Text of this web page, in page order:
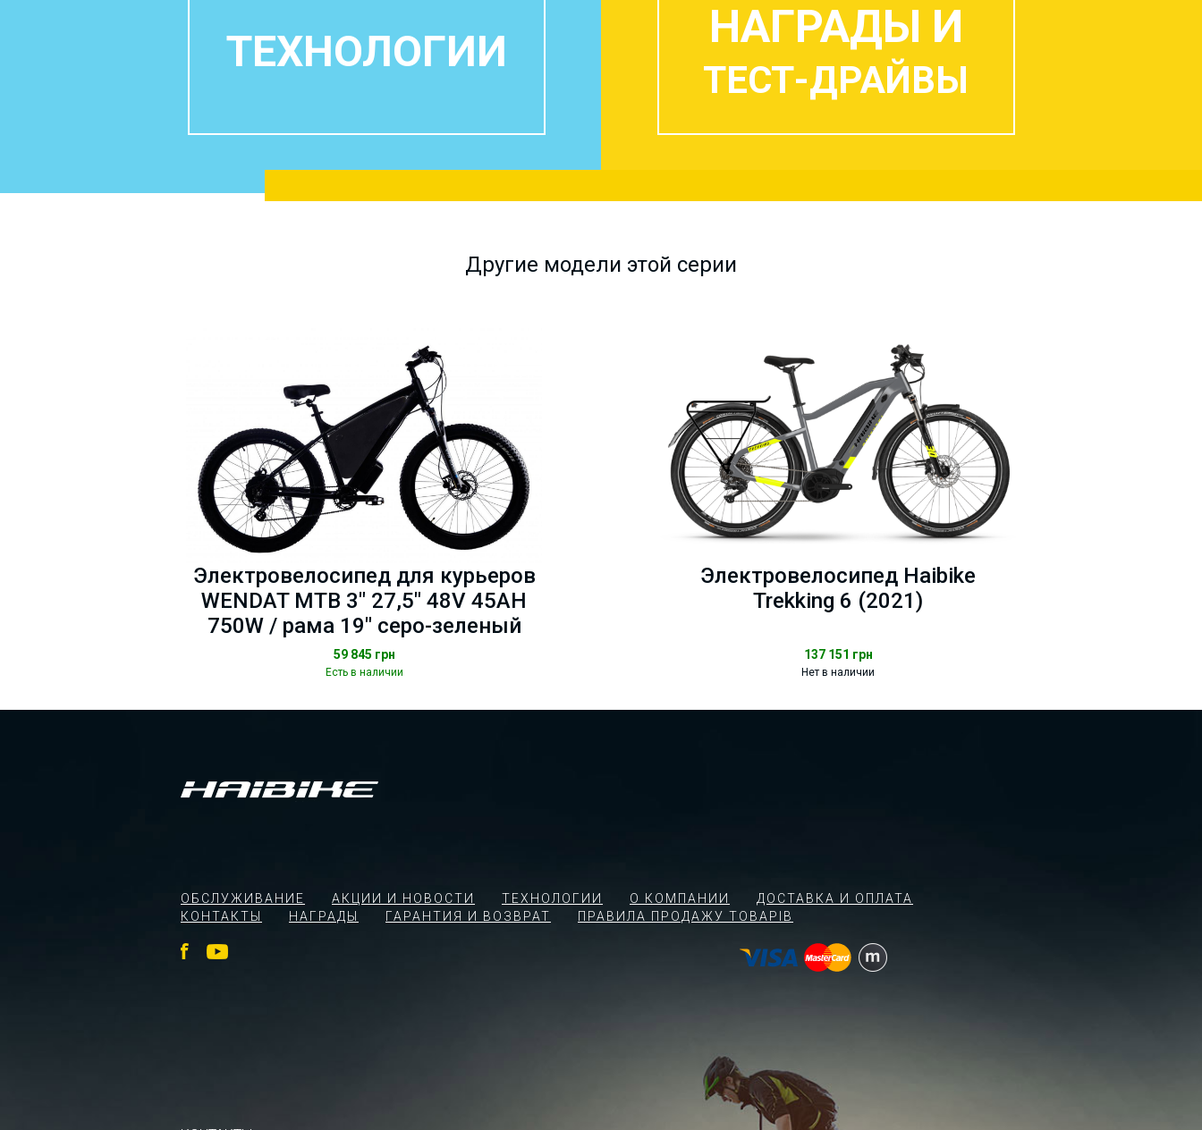
ТЕХНОЛОГИИ НАГРАДЫ И
ТЕСТ-ДРАЙВЫ
Другие модели этой серии
Электровелосипед для курьеров
WENDAT MTB 3" 27,5" 48V 45AH
750W / рама 19" серо-зеленый
59 845 грн
Есть в наличии
Электровелосипед Haibike
Trekking 6 (2021)
137 151 грн
Нет в наличии
ОБСЛУЖИВАНИЕ АКЦИИ И НОВОСТИ ТЕХНОЛОГИИ О КОМПАНИИ
ДОСТАВКА И ОПЛАТА
КОНТАКТЫ
НАГРАДЫ ГАРАНТИЯ И ВОЗВРАТ ПРАВИЛА ПРОДАЖУ ТОВАРІВ